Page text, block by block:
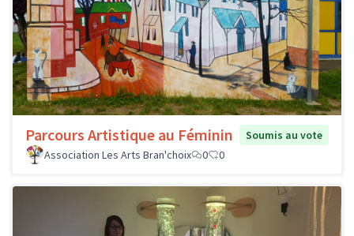
Parcours Artistique au Féminin
Soumis au vote
Association Les Arts Bran'choix
0 0